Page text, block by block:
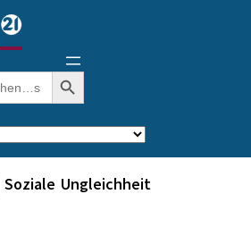
Search Button
Soziale Ungleichheit